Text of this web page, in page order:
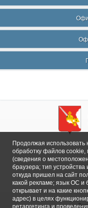
Продолжая использовать
обработку файлов cookie,
(сведения о
браузера; тип
откуда пришел на сайт
какой рекламе; язык ОС и
открывает и на какие
адрес) в целях
ретаргетинга и